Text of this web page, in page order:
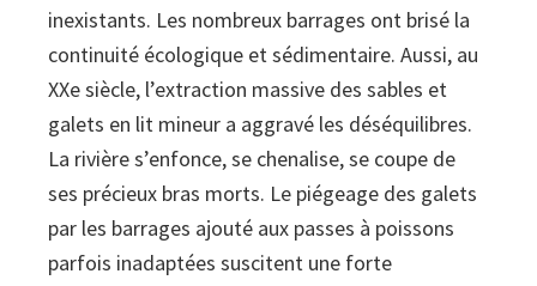
inexistants. Les nombreux barrages ont brisé la
continuité écologique et sédimentaire. Aussi, au
XXe siècle, l’extraction massive des sables et
galets en lit mineur a aggravé les déséquilibres.
La rivière s’enfonce, se chenalise, se coupe de
ses précieux bras morts. Le piégeage des galets
par les barrages ajouté aux passes à poissons
parfois inadaptées suscitent une forte